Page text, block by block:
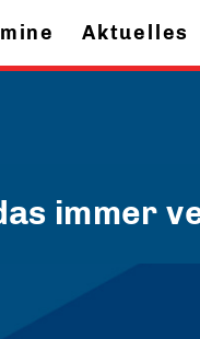
Aktuelles
immer